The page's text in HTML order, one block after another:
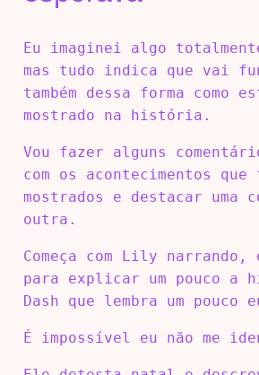
Eu imaginei algo
mas tudo indica que vai
também dessa forma como
mostrado na história.
Vou fazer alguns
com os acontecimentos que
mostrados e destacar uma
outra.
Começa com Lily
para explicar um pouco a
Dash que lembra um pouco
É impossível eu não me